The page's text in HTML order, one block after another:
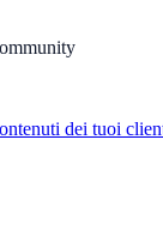
dei tuoi